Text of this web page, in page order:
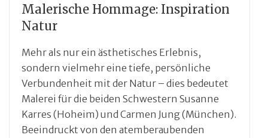
Malerische Hommage: Inspiration
Natur
Mehr als nur ein ästhetisches Erlebnis,
sondern vielmehr eine tiefe, persönliche
Verbundenheit mit der Natur – dies bedeutet
Malerei für die beiden Schwestern Susanne
Karres (Hoheim) und Carmen Jung (München).
Beeindruckt von den atemberaubenden